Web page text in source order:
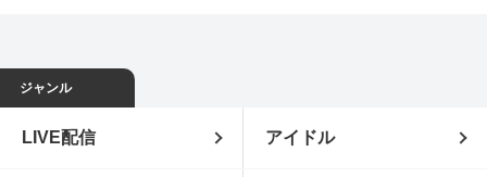
ジャンル
LIVE配信 アイドル